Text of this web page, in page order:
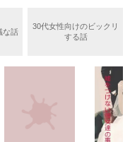
れ、一人こっそり泣い
な話
30代女性向けのビックリ
する話